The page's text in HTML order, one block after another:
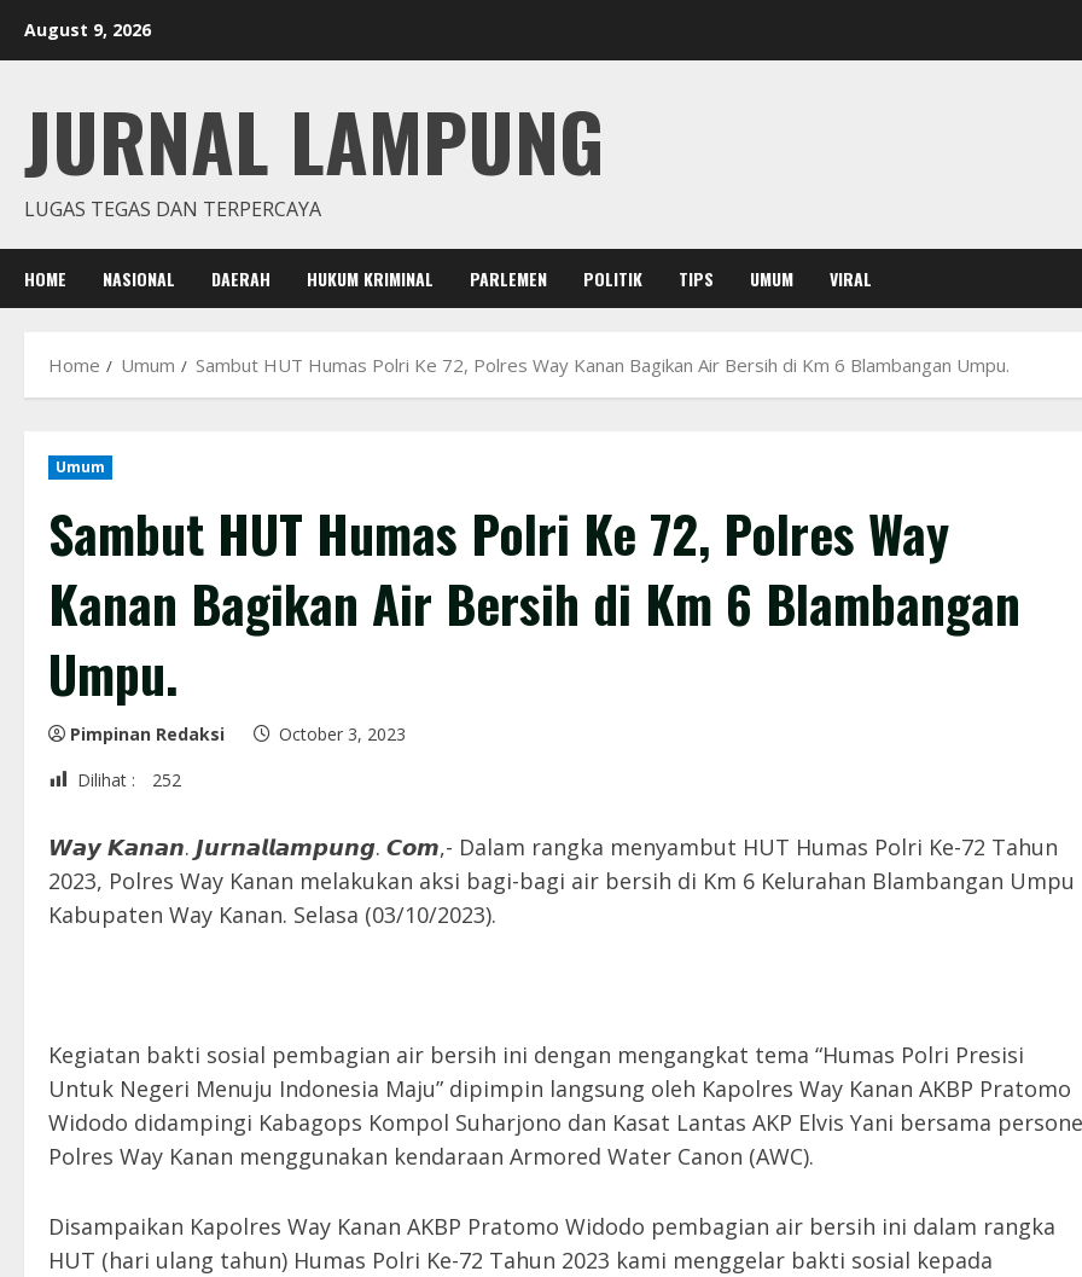
August 9, 2026
JURNAL LAMPUNG
LUGAS TEGAS DAN TERPERCAYA
HOME NASIONAL DAERAH HUKUM KRIMINAL PARLEMEN POLITIK TIPS UMUM VIRAL
Home Umum Sambut HUT Humas Polri Ke 72, Polres Way Kanan Bagikan Air Bersih di Km 6 Blambangan Umpu.
Umum
Sambut HUT Humas Polri Ke 72, Polres Way
Kanan Bagikan Air Bersih di Km 6 Blambangan
Umpu.
Pimpinan Redaksi
October 3, 2023
Dilihat :
252
𝙒𝙖𝙮 𝙆𝙖𝙣𝙖𝙣. 𝙅𝙪𝙧𝙣𝙖𝙡𝙡𝙖𝙢𝙥𝙪𝙣𝙜. 𝘾𝙤𝙢,- Dalam rangka menyambut HUT Humas Polri Ke-72 Tahun
2023, Polres Way Kanan melakukan aksi bagi-bagi air bersih di Km 6 Kelurahan Blambangan Umpu
Kabupaten Way Kanan. Selasa (03/10/2023).
Kegiatan bakti sosial pembagian air bersih ini dengan mengangkat tema “Humas Polri Presisi
Untuk Negeri Menuju Indonesia Maju” dipimpin langsung oleh Kapolres Way Kanan AKBP Pratomo
Widodo didampingi Kabagops Kompol Suharjono dan Kasat Lantas AKP Elvis Yani bersama
Polres Way Kanan menggunakan kendaraan Armored Water Canon (AWC).
Disampaikan Kapolres Way Kanan AKBP Pratomo Widodo pembagian air bersih ini dalam rangka
HUT (hari ulang tahun) Humas Polri Ke-72 Tahun 2023 kami menggelar bakti sosial kepada